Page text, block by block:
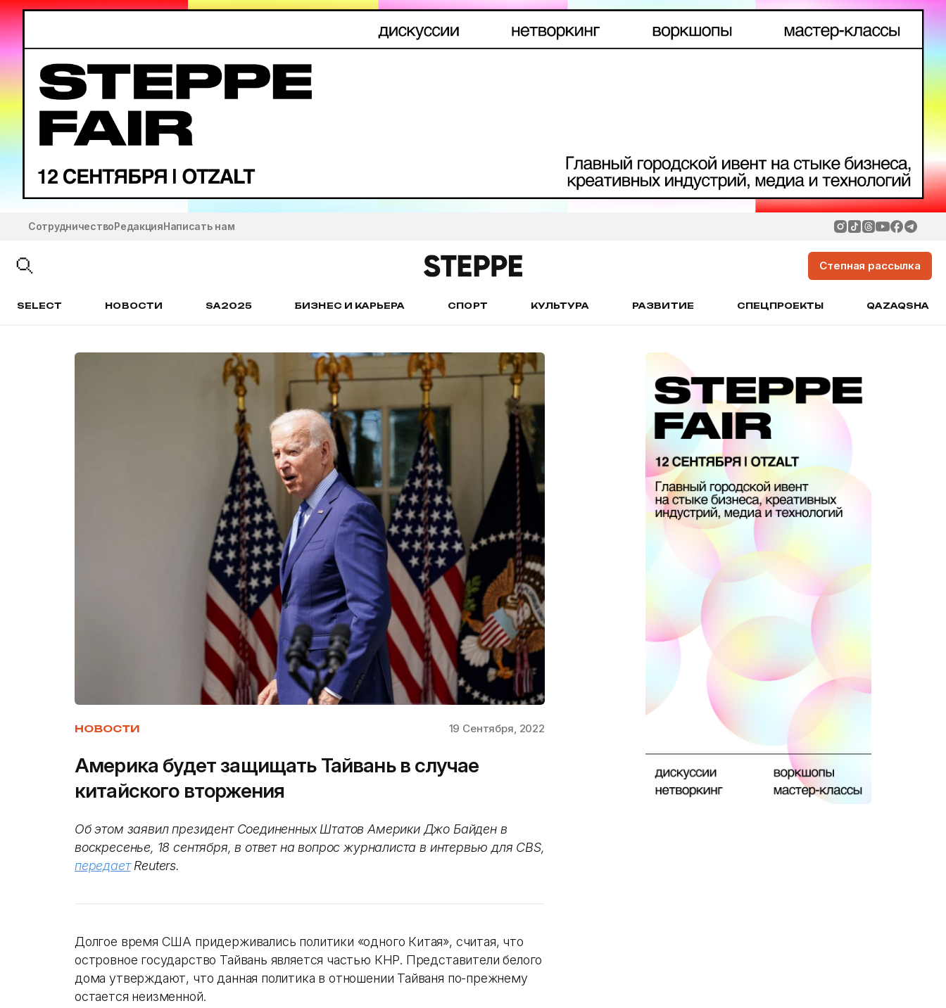
СотрудничествоРедакцияНаписать нам
Степная рассылка
SELECT НОВОСТИ SA2025 БИЗНЕС И КАРЬЕРА СПОРТ КУЛЬТУРА РАЗВИТИЕ СПЕЦПРОЕКТЫ QAZAQSHA
НОВОСТИ 19 Сентября, 2022
Америка будет защищать Тайвань в случае
китайского вторжения
Об этом заявил президент Соединенных Штатов Америки Джо Байден в
воскресенье, 18 сентября, в ответ на вопрос журналиста в интервью для CBS,
передаетReuters.
Долгое время США придерживались политики «одного Китая», считая, что
островное государство Тайвань является частью КНР. Представители белого
дома утверждают, что данная политика в отношении Тайваня по-прежнему
остается неизменной.